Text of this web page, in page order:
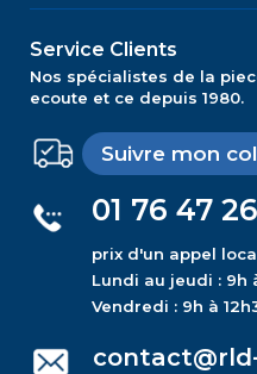
Service Clients
Nos spécialistes de la
ecoute et ce depuis 1980.
Suivre mon
01 76 47
prix d'un appel
Lundi au jeudi : 9h
Vendredi : 9h à